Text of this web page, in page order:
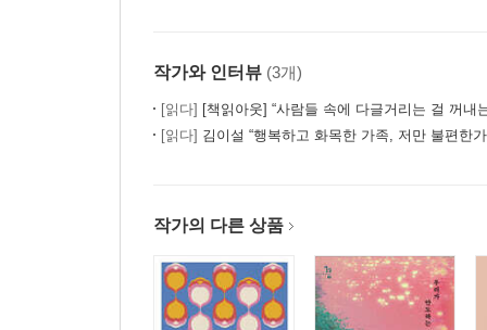
작가와 인터뷰 (3개)
[읽다] [책읽아웃] “사람들 속에 다글거리는 걸 꺼내는 게 소설가
[읽다] 김이설 “행복하고 화목한 가족, 저만 불편한가
작가의 다른 상품